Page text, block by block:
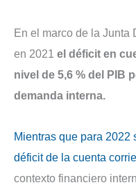
En el marco de la Junta
en 2021 el déficit en
nivel de 5,6 % del PIB
demanda interna.
Mientras que para 2022
déficit de la cuenta
contexto financiero